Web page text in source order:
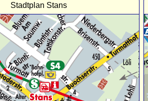
Stadtplan Stans